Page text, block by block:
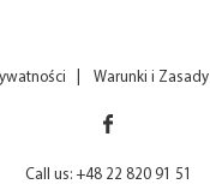
Warunki i Zasady
Call us: +48 22 820 91 51